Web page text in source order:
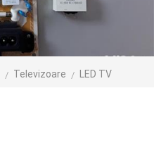
Televizoare LED TV